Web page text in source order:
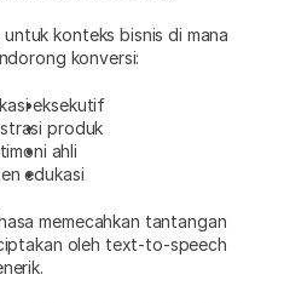
konteks bisnis di mana
konversi:
eksekutif
produk
ahli
edukasi
memecahkan tantangan
oleh text-to-speech